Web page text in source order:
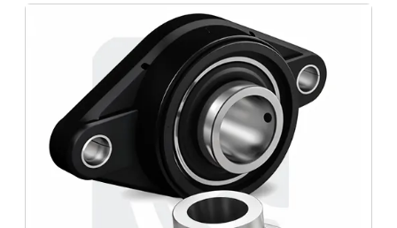
Mancais e rolamentos para automotivo
Retentores e rolamentos para
rolantes